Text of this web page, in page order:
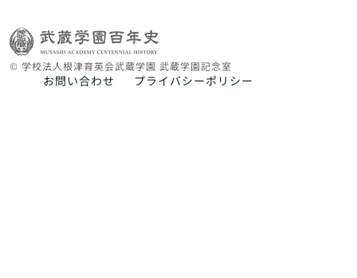
© 学校法人根津育英会武蔵学園 武蔵学園記念室
お問い合わせ プライバシーポリシー